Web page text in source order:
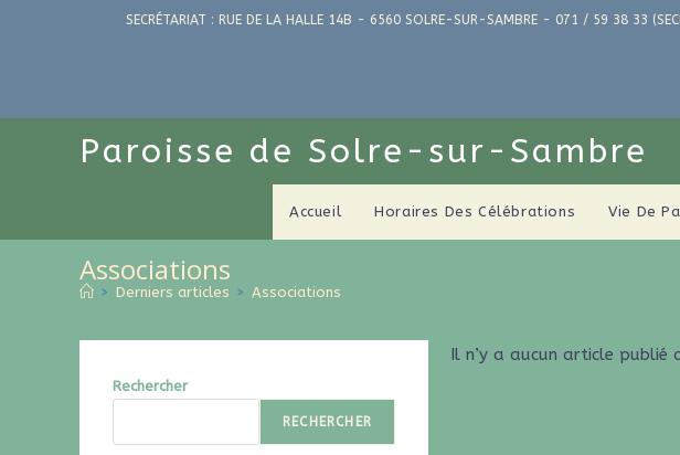
SECRÉTARIAT : RUE DE LA HALLE 14B - 6560 SOLRE-SUR-SAMBRE - 071 / 59 38 33
Paroisse de Solre-sur-Sambre
Accueil Horaires Des Célébrations Vie De
Associations
> Derniers articles > Associations
Il n’y a aucun article publié
Rechercher
RECHERCHER